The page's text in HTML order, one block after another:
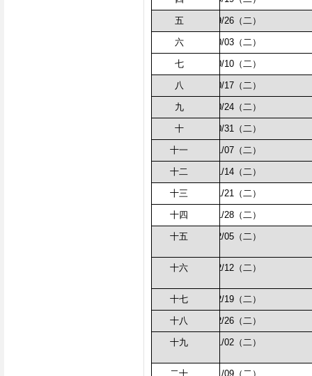
五 09/26（二）
六 10/03（二）
七 10/10（二）
八 10/17（二）
九 10/24（二）
十 10/31（二）
十一 11/07（二）
十二 11/14（二）
十三 11/21（二）
十四 11/28（二）
十五 12/05（二）
十六 12/12（二）
十七 12/19（二）
十八 12/26（二）
十九 01/02（二）
二十 01/09（二）